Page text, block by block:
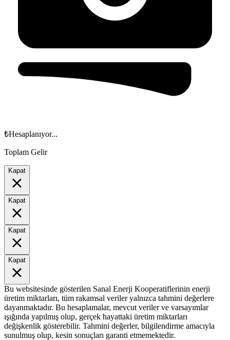
₺Hesaplanıyor...
Toplam Gelir
Kapat
Kapat
Kapat
Kapat
Bu websitesinde gösterilen Sanal Enerji Kooperatiflerinin enerji
üretim miktarları, tüm rakamsal veriler yalnızca tahmini değerlere
dayanmaktadır. Bu hesaplamalar, mevcut veriler ve varsayımlar
ışığında yapılmış olup, gerçek hayattaki üretim miktarları
değişkenlik gösterebilir. Tahmini değerler, bilgilendirme amacıyla
sunulmuş olup, kesin sonuçları garanti etmemektedir.